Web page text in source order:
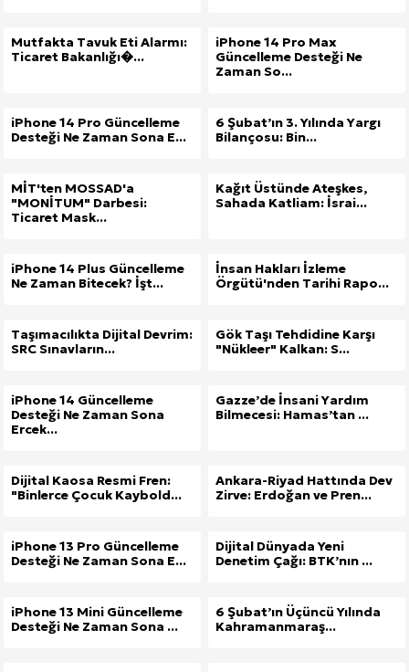
Mutfakta Tavuk Eti Alarmı:
Ticaret Bakanlığı�...
iPhone 14 Pro Max
Güncelleme Desteği Ne
Zaman So...
iPhone 14 Pro Güncelleme
Desteği Ne Zaman Sona E...
6 Şubat’ın 3. Yılında Yargı
Bilançosu: Bin...
MİT'ten MOSSAD'a
"MONİTUM" Darbesi:
Ticaret Mask...
Kağıt Üstünde Ateşkes,
Sahada Katliam: İsrai...
iPhone 14 Plus Güncelleme
Ne Zaman Bitecek? İşt...
İnsan Hakları İzleme
Örgütü'nden Tarihi Rapo...
Taşımacılıkta Dijital Devrim:
SRC Sınavların...
Gök Taşı Tehdidine Karşı
"Nükleer" Kalkan: S...
iPhone 14 Güncelleme
Desteği Ne Zaman Sona
Ercek...
Gazze’de İnsani Yardım
Bilmecesi: Hamas’tan ...
Dijital Kaosa Resmi Fren:
"Binlerce Çocuk Kaybold...
Ankara-Riyad Hattında Dev
Zirve: Erdoğan ve Pren...
iPhone 13 Pro Güncelleme
Desteği Ne Zaman Sona E...
Dijital Dünyada Yeni
Denetim Çağı: BTK’nın ...
iPhone 13 Mini Güncelleme
Desteği Ne Zaman Sona ...
6 Şubat’ın Üçüncü Yılında
Kahramanmaraş...